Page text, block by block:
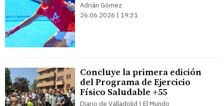
Adrián Gómez
26.06.2026 | 19:31
Concluye la primera edición
del Programa de Ejercicio
Físico Saludable +55
Diario de Valladolid | El Mundo